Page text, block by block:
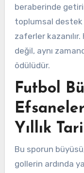
beraberinde
toplumsal destek
zaferler
değil, aynı
ödülüdür.
Futbol
Yıllık
Bu sporun
gollerin ardında